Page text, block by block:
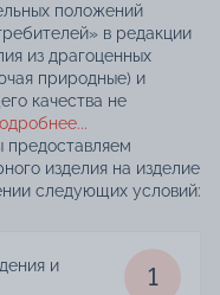
положений
в редакции
из драгоценных
природные) и
качества не
предоставляем
изделия на изделие
следующих условий:
и
1